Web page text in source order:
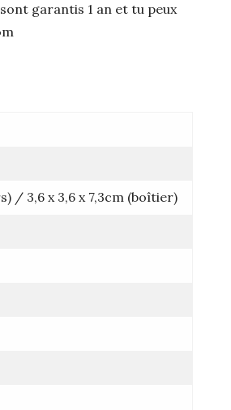
garantis 1 an et tu peux
/ 3,6 x 3,6 x 7,3cm (boîtier)